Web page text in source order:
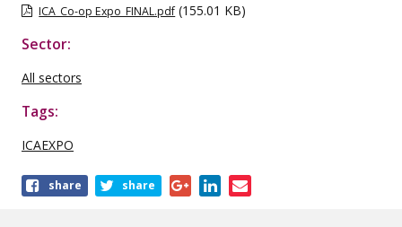
ICA_Co-op Expo_FINAL.pdf (155.01 KB)
Sector:
All sectors
Tags:
ICAEXPO
Shareshare share